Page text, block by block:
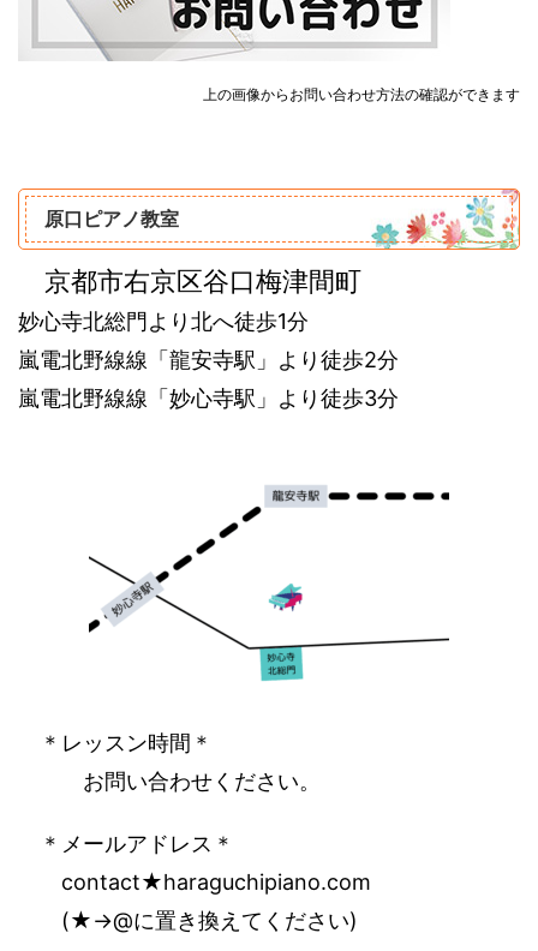
上の画像からお問い合わせ方法の確認ができます
原口ピアノ教室
‌ 京都市右京区谷口梅津間町
妙心寺北総門より北へ徒歩1分
嵐電北野線線「龍安寺駅」より徒歩2分
嵐電北野線線「妙心寺駅」より徒歩3分
‌ ＊レッスン時間＊
‌ ‌ ‌ お問い合わせください。
‌ ＊メールアドレス＊
‌ ‌ contact★haraguchipiano.com
‌ ‌ (★→@に置き換えてください)